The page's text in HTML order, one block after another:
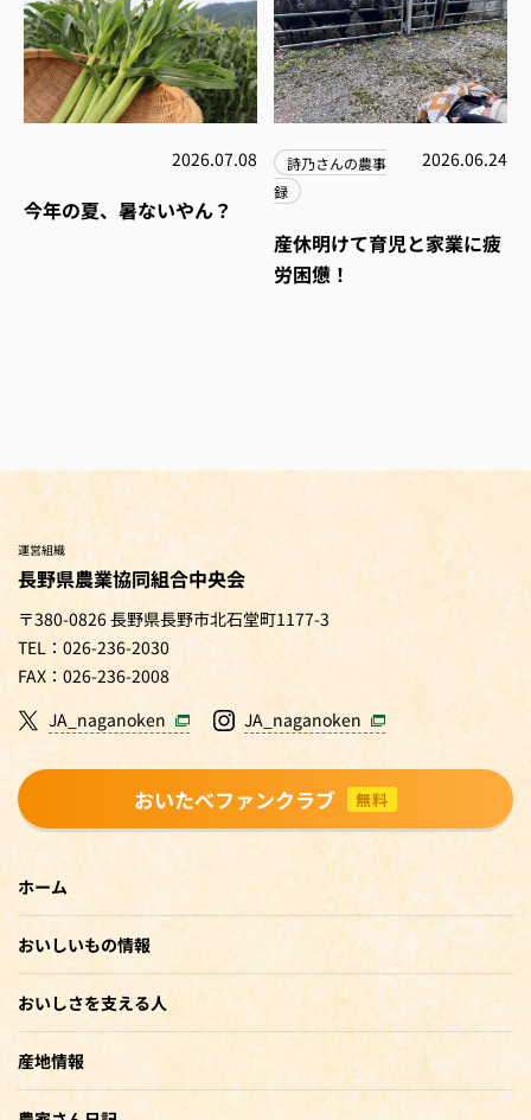
2026.07.08
今年の夏、暑ないやん？
詩乃さんの農事
録
2026.06.24
産休明けて育児と家業に疲
労困憊！
運営組織
長野県農業協同組合中央会
〒380-0826 長野県長野市北石堂町1177-3
TEL：026-236-2030
FAX：026-236-2008
JA_naganoken
JA_naganoken
おいたべファンクラブ 無料
ホーム
おいしいもの情報
おいしさを支える人
産地情報